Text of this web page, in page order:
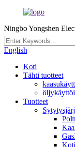
Ningbo Yongshen
English
Koti
Tähti tuotteet
Tuotteet